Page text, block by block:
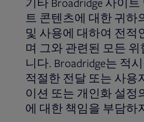
트 콘텐츠에 대한 귀하
및 사용에 대하여 전적
며 그와 관련된 모든
니다. Broadridge는 적
적절한 전달 또는 사용
이션 또는 개인화 설정
에 대한 책임을 부담하